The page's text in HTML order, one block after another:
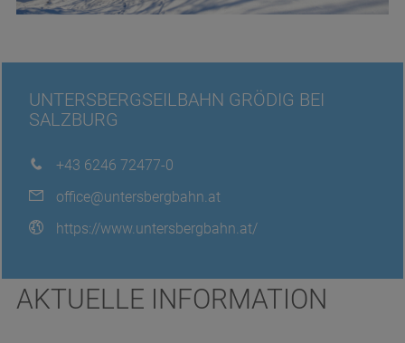
UNTERSBERGSEILBAHN GRÖDIG BEI
SALZBURG
+43 6246 72477-0
office@untersbergbahn.at
https://www.untersbergbahn.at/
AKTUELLE INFORMATION